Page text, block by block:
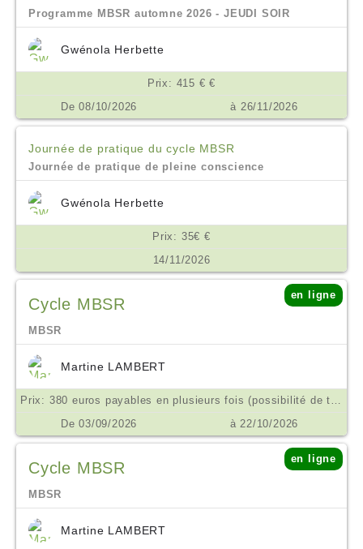
Programme MBSR automne 2026 - JEUDI SOIR
Gwénola Herbette
Prix: 415 € €
De 08/10/2026
à 26/11/2026
Journée de pratique du cycle MBSR
Journée de pratique de pleine conscience
Gwénola Herbette
Prix: 35€ €
14/11/2026
Cycle MBSR
en ligne
MBSR
Martine LAMBERT
Prix: 380 euros payables en plusieurs fois (possibilité de tarif aménagé ne pas hésiter à m'en parler) €
De 03/09/2026
à 22/10/2026
Cycle MBSR
en ligne
MBSR
Martine LAMBERT